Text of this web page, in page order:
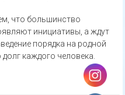
что большинство
инициативы, а ждут
порядка на родной
каждого человека.